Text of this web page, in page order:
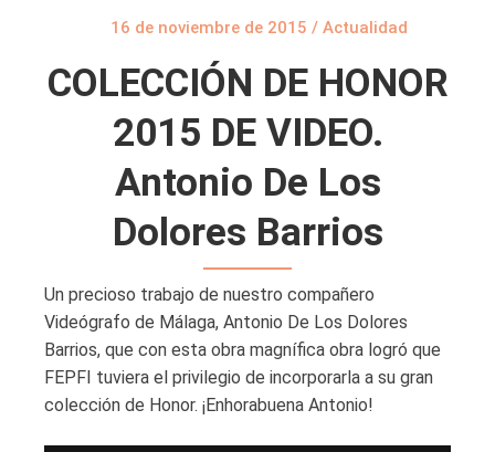
16 de noviembre de 2015 / Actualidad
COLECCIÓN DE HONOR
2015 DE VIDEO.
Antonio De Los
Dolores Barrios
Un precioso trabajo de nuestro compañero
Videógrafo de Málaga, Antonio De Los Dolores
Barrios, que con esta obra magnífica obra logró que
FEPFI tuviera el privilegio de incorporarla a su gran
colección de Honor. ¡Enhorabuena Antonio!